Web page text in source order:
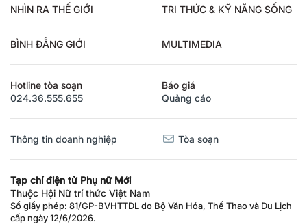
NHÌN RA THẾ GIỚI TRI THỨC & KỸ NĂNG SỐNG
BÌNH ĐẲNG GIỚI MULTIMEDIA
Hotline tòa soạn
024.36.555.655
Báo giá
Quảng cáo
Thông tin doanh nghiệp Tòa soạn
Tạp chí điện tử Phụ nữ Mới
Thuộc Hội Nữ trí thức Việt Nam
Số giấy phép: 81/GP-BVHTTDL do Bộ Văn Hóa, Thể Thao và Du Lịch
cấp ngày 12/6/2026.